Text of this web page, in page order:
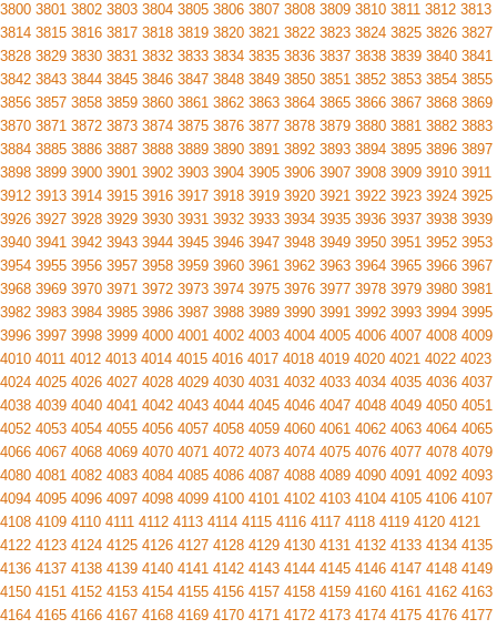
3800 3801 3802 3803 3804 3805 3806 3807 3808 3809 3810 3811 3812 3813
3814 3815 3816 3817 3818 3819 3820 3821 3822 3823 3824 3825 3826 3827
3828 3829 3830 3831 3832 3833 3834 3835 3836 3837 3838 3839 3840 3841
3842 3843 3844 3845 3846 3847 3848 3849 3850 3851 3852 3853 3854 3855
3856 3857 3858 3859 3860 3861 3862 3863 3864 3865 3866 3867 3868 3869
3870 3871 3872 3873 3874 3875 3876 3877 3878 3879 3880 3881 3882 3883
3884 3885 3886 3887 3888 3889 3890 3891 3892 3893 3894 3895 3896 3897
3898 3899 3900 3901 3902 3903 3904 3905 3906 3907 3908 3909 3910 3911
3912 3913 3914 3915 3916 3917 3918 3919 3920 3921 3922 3923 3924 3925
3926 3927 3928 3929 3930 3931 3932 3933 3934 3935 3936 3937 3938 3939
3940 3941 3942 3943 3944 3945 3946 3947 3948 3949 3950 3951 3952 3953
3954 3955 3956 3957 3958 3959 3960 3961 3962 3963 3964 3965 3966 3967
3968 3969 3970 3971 3972 3973 3974 3975 3976 3977 3978 3979 3980 3981
3982 3983 3984 3985 3986 3987 3988 3989 3990 3991 3992 3993 3994 3995
3996 3997 3998 3999 4000 4001 4002 4003 4004 4005 4006 4007 4008 4009
4010 4011 4012 4013 4014 4015 4016 4017 4018 4019 4020 4021 4022 4023
4024 4025 4026 4027 4028 4029 4030 4031 4032 4033 4034 4035 4036 4037
4038 4039 4040 4041 4042 4043 4044 4045 4046 4047 4048 4049 4050 4051
4052 4053 4054 4055 4056 4057 4058 4059 4060 4061 4062 4063 4064 4065
4066 4067 4068 4069 4070 4071 4072 4073 4074 4075 4076 4077 4078 4079
4080 4081 4082 4083 4084 4085 4086 4087 4088 4089 4090 4091 4092 4093
4094 4095 4096 4097 4098 4099 4100 4101 4102 4103 4104 4105 4106 4107
4108 4109 4110 4111 4112 4113 4114 4115 4116 4117 4118 4119 4120 4121
4122 4123 4124 4125 4126 4127 4128 4129 4130 4131 4132 4133 4134 4135
4136 4137 4138 4139 4140 4141 4142 4143 4144 4145 4146 4147 4148 4149
4150 4151 4152 4153 4154 4155 4156 4157 4158 4159 4160 4161 4162 4163
4164 4165 4166 4167 4168 4169 4170 4171 4172 4173 4174 4175 4176 4177